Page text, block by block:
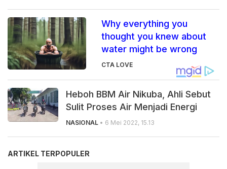
Why everything you
thought you knew about
water might be wrong
CTA LOVE
Heboh BBM Air Nikuba, Ahli Sebut
Sulit Proses Air Menjadi Energi
NASIONAL • 6 Mei 2022, 15.13
ARTIKEL TERPOPULER